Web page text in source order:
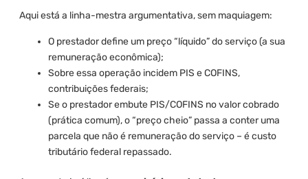
Aqui está a linha-mestra argumentativa, sem maquiagem:
O prestador define um preço “líquido” do serviço (a sua
remuneração econômica);
Sobre essa operação incidem PIS e COFINS,
contribuições federais;
Se o prestador embute PIS/COFINS no valor cobrado
(prática comum), o “preço cheio” passa a conter uma
parcela que não é remuneração do serviço – é custo
tributário federal repassado.